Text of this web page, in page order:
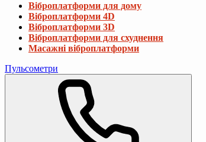
Віброплатформи для дому
Віброплатформи 4D
Віброплатформи 3D
Віброплатформи для схуднення
Масажні віброплатформи
Пульсометри